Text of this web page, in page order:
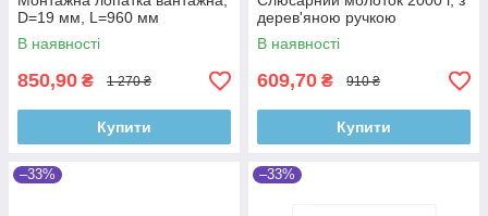
D=19 мм, L=960 мм
В наявності
850,90 ₴ 1 270 ₴
Купити
дерев'яною ручкою
В наявності
609,70 ₴ 910 ₴
Купити
–33% –33%